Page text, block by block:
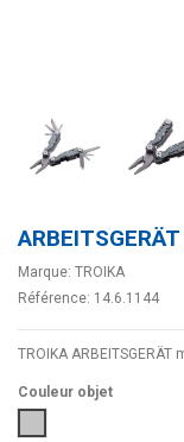
Marque: TROIKA
Référence: 14.6.1144
TROIKA
Couleur objet